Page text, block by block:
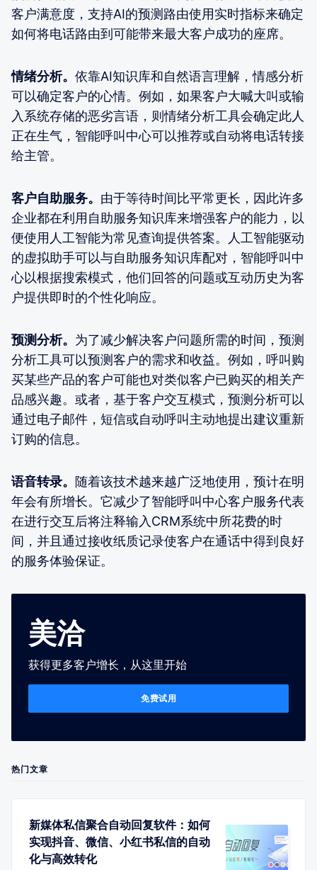
客户满意度，支持AI的预测路由使用实时指标来确定
如何将电话路由到可能带来最大客户成功的座席。
情绪分析。 依靠AI知识库和自然语言理解，情感分析
可以确定客户的心情。例如，如果客户大喊大叫或输
入系统存储的恶劣言语，则情绪分析工具会确定此人
正在生气，智能呼叫中心可以推荐或自动将电话转接
给主管。
客户自助服务。 由于等待时间比平常更长，因此许多
企业都在利用自助服务知识库来增强客户的能力，以
便使用人工智能为常见查询提供答案。人工智能驱动
的虚拟助手可以与自助服务知识库配对，智能呼叫中
心以根据搜索模式，他们回答的问题或互动历史为客
户提供即时的个性化响应。
预测分析。 为了减少解决客户问题所需的时间，预测
分析工具可以预测客户的需求和收益。例如，呼叫购
买某些产品的客户可能也对类似客户已购买的相关产
品感兴趣。或者，基于客户交互模式，预测分析可以
通过电子邮件，短信或自动呼叫主动地提出建议重新
订购的信息。
语音转录。 随着该技术越来越广泛地使用，预计在明
年会有所增长。它减少了智能呼叫中心客户服务代表
在进行交互后将注释输入CRM系统中所花费的时
间，并且通过接收纸质记录使客户在通话中得到良好
的服务体验保证。
美洽
获得更多客户增长，从这里开始
免费试用
热门文章
新媒体私信聚合自动回复软件：如何
实现抖音、微信、小红书私信的自动
化与高效转化